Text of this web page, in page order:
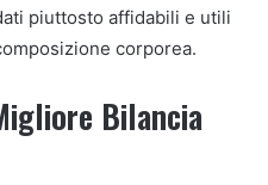
piuttosto affidabili e utili
corporea.
Bilancia